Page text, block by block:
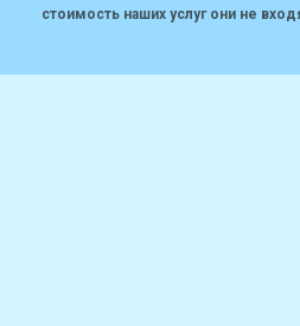
стоимость наших услуг они не